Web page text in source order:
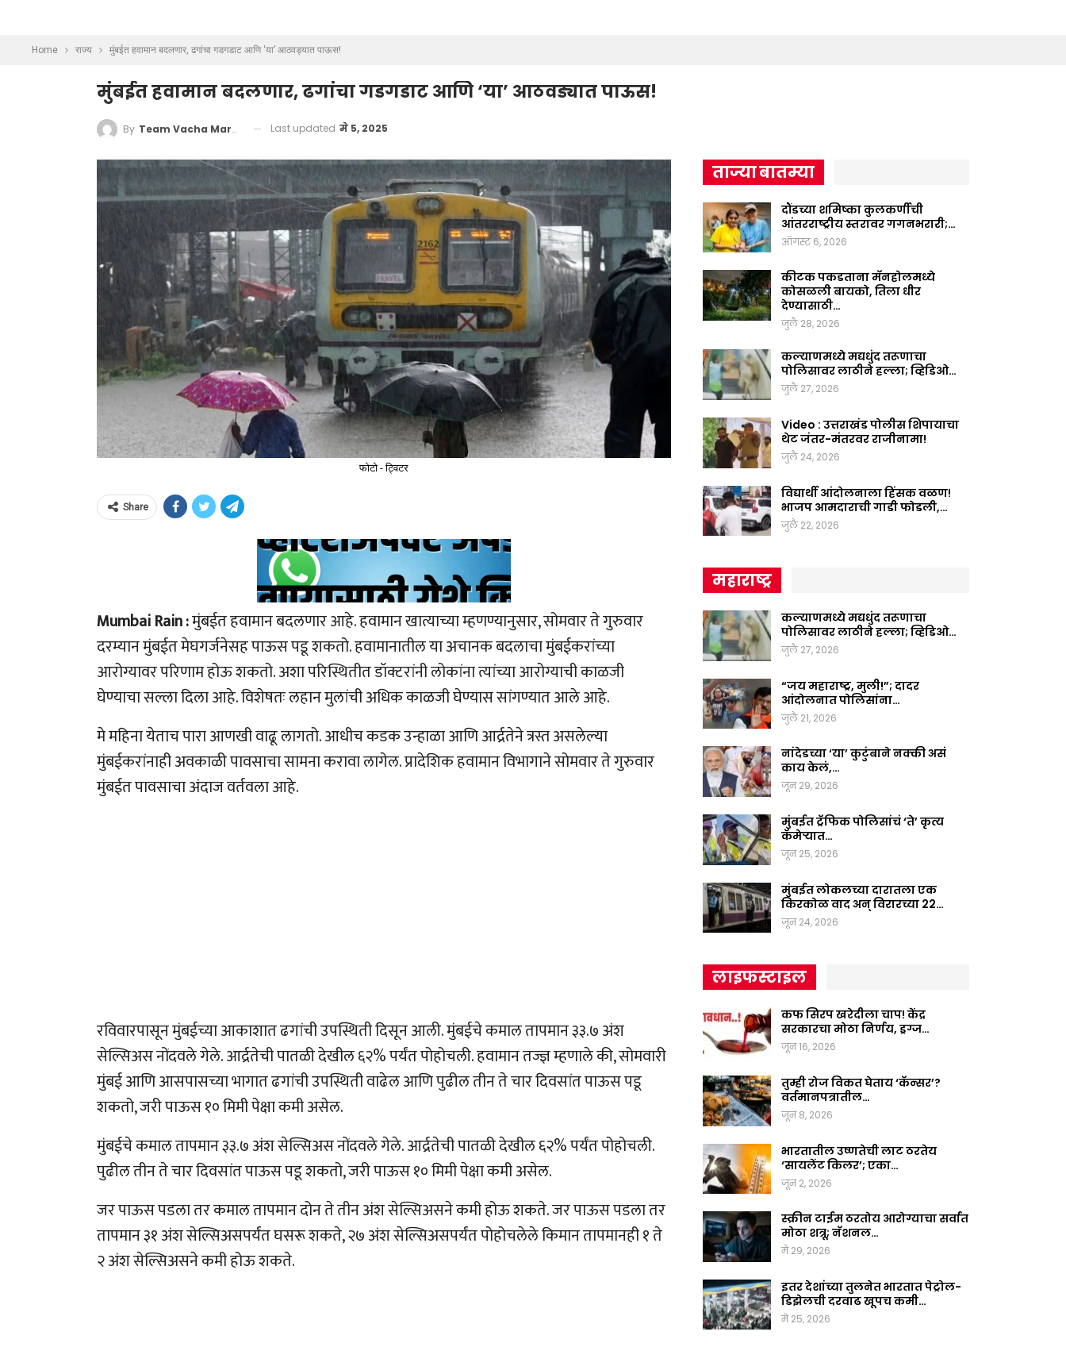
Home राज्य मुंबईत हवामान बदलणार, ढगांचा गडगडाट आणि ‘या’ आठवड्यात पाऊस!
मुंबईत हवामान बदलणार, ढगांचा गडगडाट आणि ‘या’ आठवड्यात पाऊस!
By Team Vacha Marathi Last updated मे 5, 2025
फोटो - ट्विटर
Share
Mumbai Rain :मुंबईत हवामान बदलणार आहे. हवामान खात्याच्या म्हणण्यानुसार, सोमवार ते गुरुवार
दरम्यान मुंबईत मेघगर्जनेसह पाऊस पडू शकतो. हवामानातील या अचानक बदलाचा मुंबईकरांच्या
आरोग्यावर परिणाम होऊ शकतो. अशा परिस्थितीत डॉक्टरांनी लोकांना त्यांच्या आरोग्याची काळजी
घेण्याचा सल्ला दिला आहे. विशेषतः लहान मुलांची अधिक काळजी घेण्यास सांगण्यात आले आहे.
मे महिना येताच पारा आणखी वाढू लागतो. आधीच कडक उन्हाळा आणि आर्द्रतेने त्रस्त असलेल्या
मुंबईकरांनाही अवकाळी पावसाचा सामना करावा लागेल. प्रादेशिक हवामान विभागाने सोमवार ते गुरुवार
मुंबईत पावसाचा अंदाज वर्तवला आहे.
रविवारपासून मुंबईच्या आकाशात ढगांची उपस्थिती दिसून आली. मुंबईचे कमाल तापमान ३३.७ अंश
सेल्सिअस नोंदवले गेले. आर्द्रतेची पातळी देखील ६२% पर्यंत पोहोचली. हवामान तज्ज्ञ म्हणाले की, सोमवारी
मुंबई आणि आसपासच्या भागात ढगांची उपस्थिती वाढेल आणि पुढील तीन ते चार दिवसांत पाऊस पडू
शकतो, जरी पाऊस १० मिमी पेक्षा कमी असेल.
मुंबईचे कमाल तापमान ३३.७ अंश सेल्सिअस नोंदवले गेले. आर्द्रतेची पातळी देखील ६२% पर्यंत पोहोचली.
पुढील तीन ते चार दिवसांत पाऊस पडू शकतो, जरी पाऊस १० मिमी पेक्षा कमी असेल.
जर पाऊस पडला तर कमाल तापमान दोन ते तीन अंश सेल्सिअसने कमी होऊ शकते. जर पाऊस पडला तर
तापमान ३१ अंश सेल्सिअसपर्यंत घसरू शकते, २७ अंश सेल्सिअसपर्यंत पोहोचलेले किमान तापमानही १ ते
२ अंश सेल्सिअसने कमी होऊ शकते.
ताज्या बातम्या
दौंडच्या शमिष्का कुलकर्णीची
आंतरराष्ट्रीय स्तरावर गगनभरारी;…
ऑगस्ट 6, 2026
कीटक पकडताना मॅनहोलमध्ये
कोसळली बायको, तिला धीर
देण्यासाठी…
जुलै 28, 2026
कल्याणमध्ये मद्यधुंद तरूणाचा
पोलिसावर लाठीने हल्ला; व्हिडिओ…
जुलै 27, 2026
Video : उत्तराखंड पोलीस शिपायाचा
थेट जंतर-मंतरवर राजीनामा!
जुलै 24, 2026
विद्यार्थी आंदोलनाला हिंसक वळण!
भाजप आमदाराची गाडी फोडली,…
जुलै 22, 2026
महाराष्ट्र
कल्याणमध्ये मद्यधुंद तरूणाचा
पोलिसावर लाठीने हल्ला; व्हिडिओ…
जुलै 27, 2026
“जय महाराष्ट्र, मुली!”; दादर
आंदोलनात पोलिसांना…
जुलै 21, 2026
नांदेडच्या ‘या’ कुटुंबाने नक्की असं
काय केलं,…
जून 29, 2026
मुंबईत ट्रॅफिक पोलिसांचं ‘ते’ कृत्य
कॅमेऱ्यात…
जून 25, 2026
मुंबईत लोकलच्या दारातला एक
किरकोळ वाद अन् विरारच्या 22…
जून 24, 2026
लाइफस्टाइल
कफ सिरप खरेदीला चाप! केंद्र
सरकारचा मोठा निर्णय, ड्रग्ज…
जून 16, 2026
तुम्ही रोज विकत घेताय ‘कॅन्सर’?
वर्तमानपत्रातील…
जून 8, 2026
भारतातील उष्णतेची लाट ठरतेय
‘सायलेंट किलर’; एका…
जून 2, 2026
स्क्रीन टाईम ठरतोय आरोग्याचा सर्वात
मोठा शत्रू; नॅशनल…
मे 29, 2026
इतर देशांच्या तुलनेत भारतात पेट्रोल-
डिझेलची दरवाढ खूपच कमी…
मे 25, 2026